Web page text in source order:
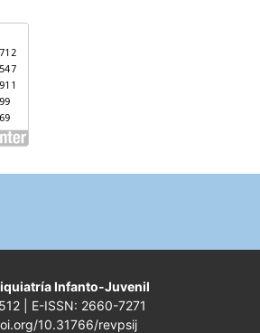
Infanto-Juvenil
| E-ISSN: 2660-7271
10.31766/revpsij